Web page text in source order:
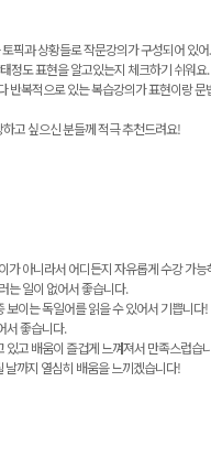
픽과 상황들로 작문강의가 구성되어 있
정도 표현을 알고있는지 체크하기 쉬워요.
반복적으로 있는 복습강의가 표현이랑
고 싶으신 분들께 적극 추천드려요!
아니라서 어디든지 자유롭게 수강 가능
는 일이 없어서 좋습니다.
보이는 독일어를 읽을 수 있어서 기쁩니다!
서 좋습니다.
고 배움이 즐겁게 느껴져서 만족스럽습
날까지 열심히 배움을 느끼겠습니다!